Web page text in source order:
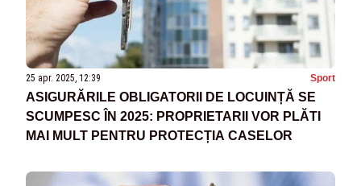
25 apr. 2025, 12:39 Sport
ASIGURĂRILE OBLIGATORII DE LOCUINȚĂ SE
SCUMPESC ÎN 2025: PROPRIETARII VOR PLĂTI
MAI MULT PENTRU PROTECȚIA CASELOR